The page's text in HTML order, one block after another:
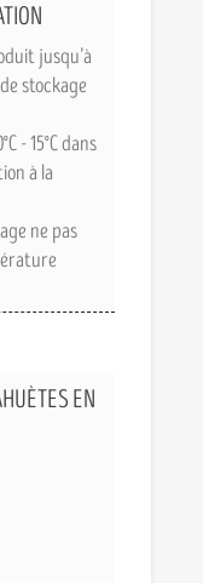
jusqu’à
stockage
- 15°C dans
à la
ne pas
EN